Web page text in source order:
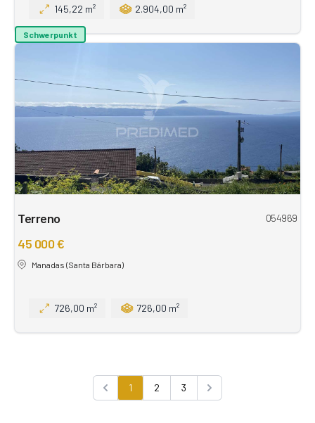
145,22 m² 2.904,00 m²
Schwerpunkt
Terreno 054969
45 000 €
Manadas (Santa Bárbara)
726,00 m² 726,00 m²
Previous
1 2 3
Next